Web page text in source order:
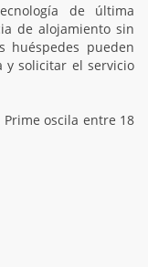
de última
de alojamiento sin
huéspedes pueden
solicitar el servicio
oscila entre 18